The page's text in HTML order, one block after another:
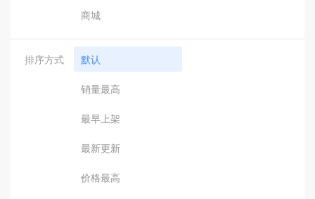
商城
排序方式 默认
销量最高
最早上架
最新更新
价格最高